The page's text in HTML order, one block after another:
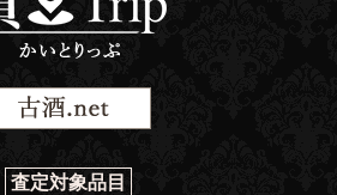
査定対象品目